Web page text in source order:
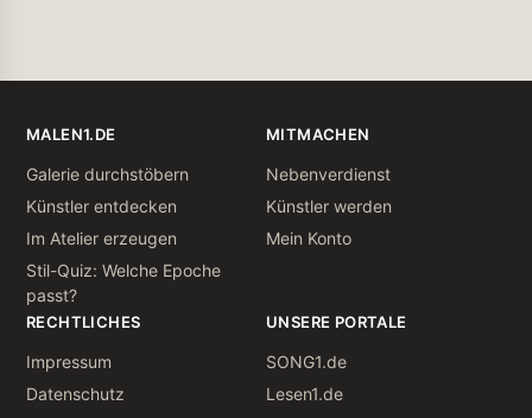
MALEN1.DE
Galerie durchstöbern
Künstler entdecken
Im Atelier erzeugen
Stil-Quiz: Welche Epoche
passt?
MITMACHEN
Nebenverdienst
Künstler werden
Mein Konto
RECHTLICHES
Impressum
Datenschutz
UNSERE PORTALE
SONG1.de
Lesen1.de